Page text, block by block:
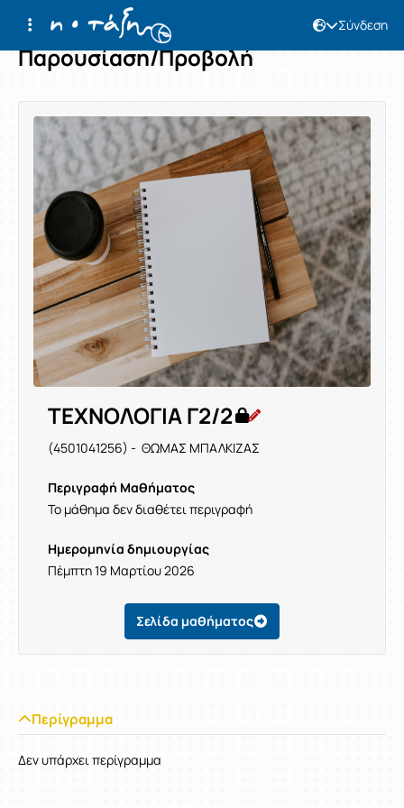
Σύνδεση
Παρουσίαση/Προβολή
ΤΕΧΝΟΛΟΓΙΑ Γ2/2
(4501041256) - ΘΩΜΑΣ ΜΠΑΛΚΙΖΑΣ
Περιγραφή Μαθήματος
Το μάθημα δεν διαθέτει περιγραφή
Ημερομηνία δημιουργίας
Πέμπτη 19 Μαρτίου 2026
Σελίδα μαθήματος
Περίγραμμα
Δεν υπάρχει περίγραμμα